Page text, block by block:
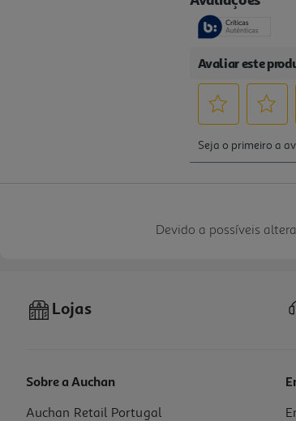
Devido a possíveis
Lojas
Sobre a Auchan
Auchan Retail Portugal